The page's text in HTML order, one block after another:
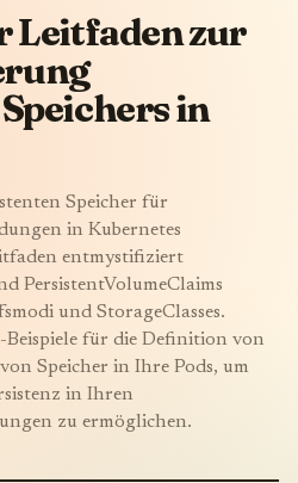
Leitfaden zur
in
Speicher für
in Kubernetes
entmystifiziert
PersistentVolumeClaims
und StorageClasses.
für die Definition von
Speicher in Ihre Pods, um
in Ihren
zu ermöglichen.